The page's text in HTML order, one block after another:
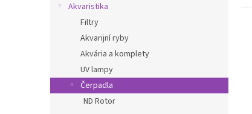
Akvaristika
Filtry
Akvarijní ryby
Akvária a komplety
UV lampy
Čerpadla
ND Rotor